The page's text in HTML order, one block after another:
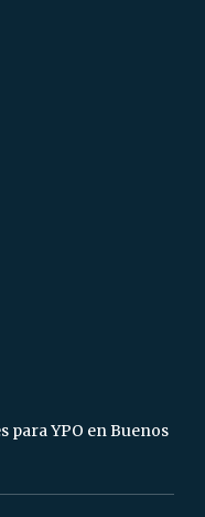
para YPO en Buenos